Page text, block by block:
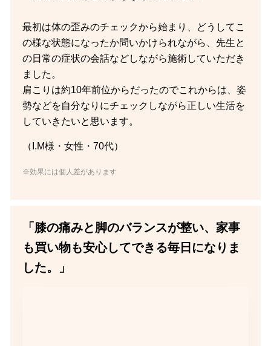
最初は体の歪みのチェックから始まり、どうしてこ
の様な状態になったか問いかけられながら、先生と
の日常の症状の会話などしながら施術していただき
ました。
肩こりは約10年前位からだったのでこれからは、姿
勢などを自分なりにチェックしながら正しい生活を
していきたいと思います。
（I.M様・女性・70代）
※効果には個人差があります
「膝の痛みと脚のバランスが整い、家事
も買い物も安心してできる毎日になりま
した。」